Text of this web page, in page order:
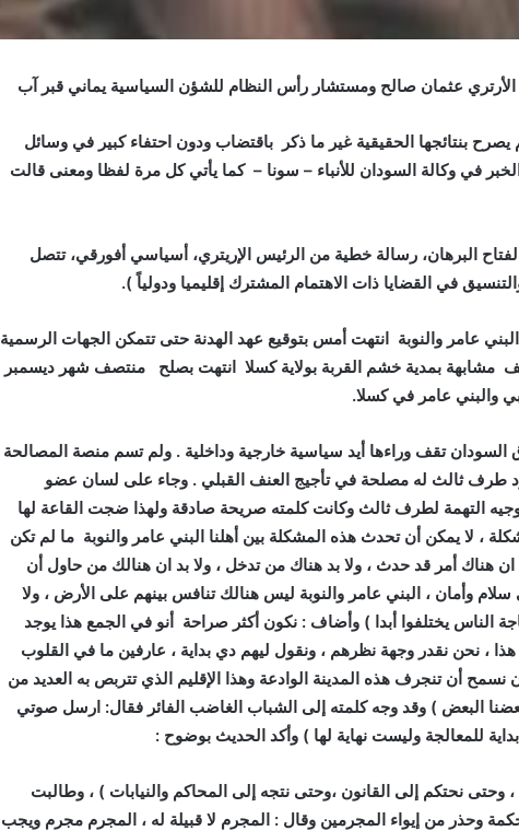
يصرح بنتائجها الحقيقية غير ما ذكر باقتضاب ودون احتفاء كبير في وسائل
الخبر في وكالة السودان للأنباء – سونا – كما يأتي كل مرة لفظا ومعنى قالت
البرهان، رسالة خطية من الرئيس الإريتري، أسياسي أفورقي، تتصل
في القضايا ذات الاهتمام المشترك إقليميا ودولياً ).
عامر والنوبة انتهت أمس بتوقيع عهد الهدنة حتى تتمكن الجهات الرسمية
مشابهة بمدية خشم القربة بولاية كسلا انتهت بصلح منتصف شهر ديسمبر
تقف وراءها أيد سياسية خارجية وداخلية . ولم تسم منصة المصالحة
طرف ثالث له مصلحة في تأجيج العنف القبلي . وجاء على لسان عضو
التهمة لطرف ثالث وكانت كلمته صريحة صادقة ولهذا ضجت القاعة لها
لا يمكن أن تحدث هذه المشكلة بين أهلنا البني عامر والنوبة ما لم تكن
هناك أمر قد حدث ، ولا بد هناك من تدخل ، ولا بد ان هنالك من حاول أن
وأمان ، البني عامر والنوبة ليس هنالك تنافس بينهم على الأرض ، ولا
الناس يختلفوا أبدا ) وأضاف : نكون أكثر صراحة أنو في الجمع هذا يوجد
، نحن نقدر وجهة نظرهم ، ونقول ليهم دي بداية ، عارفين ما في القلوب
أن تنجرف هذه المدينة الوادعة وهذا الإقليم الذي تتربص به العديد من
البعض ) وقد وجه كلمته إلى الشباب الغاضب الفائر فقال: ارسل صوتي
للمعالجة وليست نهاية لها ) وأكد الحديث بوضوح :
نحتكم إلى القانون ،وحتى نتجه إلى المحاكم والنيابات ) ، وطالبت
وحذر من إيواء المجرمين وقال : المجرم لا قبيلة له ، المجرم مجرم ويجب